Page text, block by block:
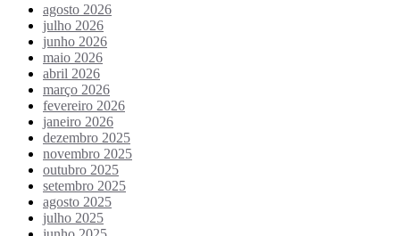
agosto 2026
julho 2026
junho 2026
maio 2026
abril 2026
março 2026
fevereiro 2026
janeiro 2026
dezembro 2025
novembro 2025
outubro 2025
setembro 2025
agosto 2025
julho 2025